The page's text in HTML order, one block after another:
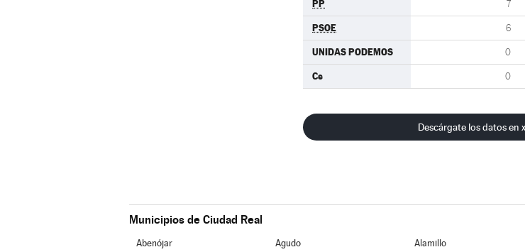
PP 7
PSOE 6
UNIDAS PODEMOS 0
Cs 0
Descárgate los datos en
Municipios de Ciudad Real
Abenójar Agudo Alamillo